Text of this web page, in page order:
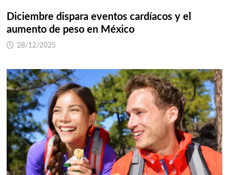
Diciembre dispara eventos cardíacos y el
aumento de peso en México
28/12/2025